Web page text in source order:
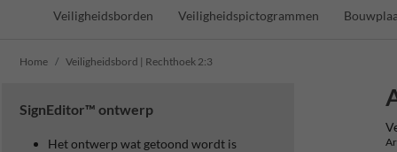
Veiligheidsborden Veiligheidspictogrammen
Home Veiligheidsbord | Rechthoek 2:3
SignEditor™ ontwerp
Het ontwerp wat getoond wordt is